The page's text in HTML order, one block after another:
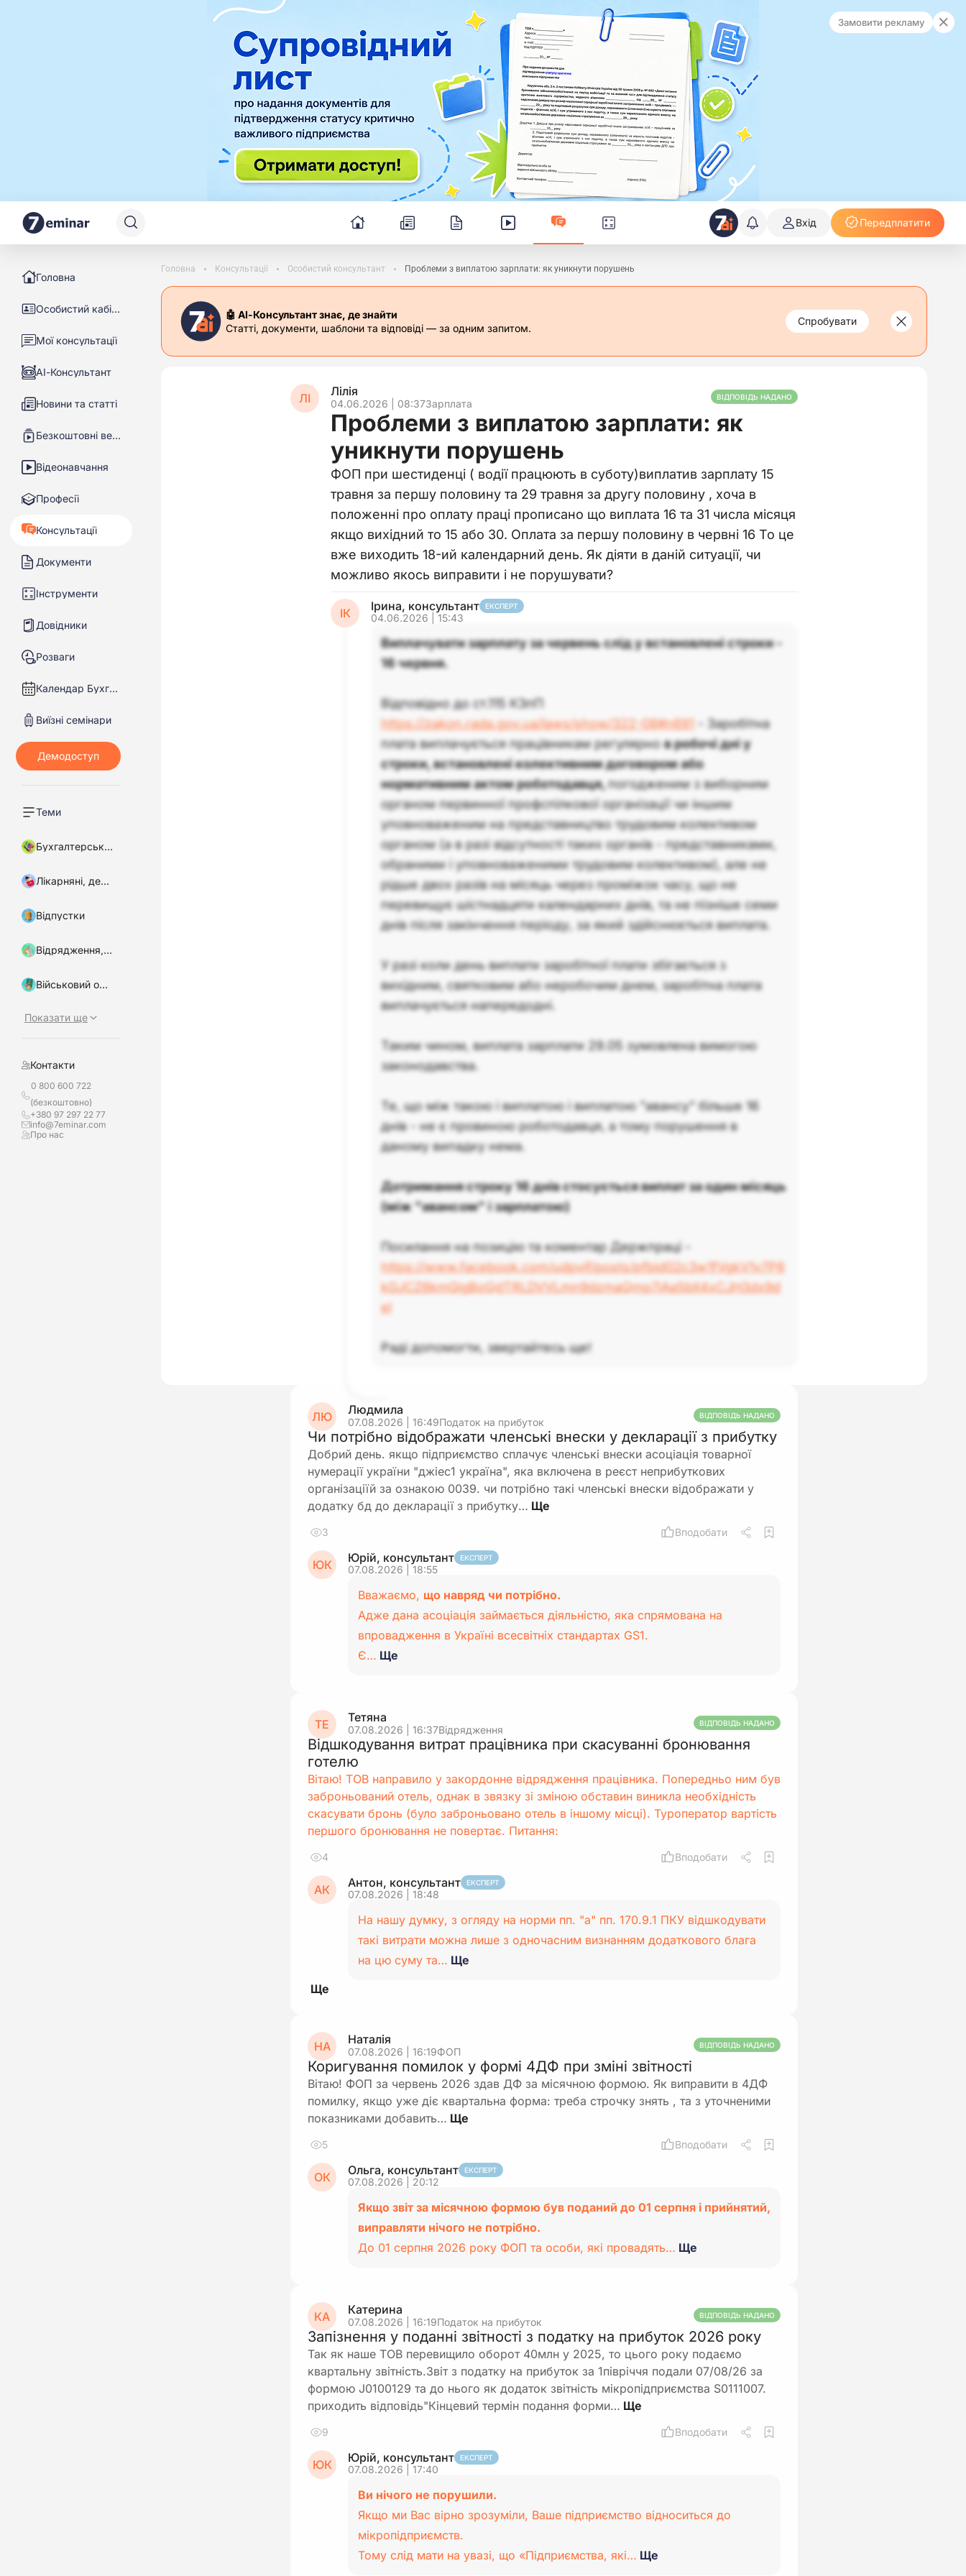
Замовити рекламу
Вхід Передплатити
Головна
Особистий кабінет
Мої консультації
АІ-Консультант
Новини та статті
Безкоштовні вебінари
Відеонавчання
Професії
Консультації
Документи
Інструменти
Довідники
Розваги
Календар Бухгалтера
Виїзні семінари
Теми
Бухгалтерський облік
Лікарняні, декретні
Відпустки
Відрядження, підзвітні кошти
Військовий облік, бронювання
Показати ще
Контакти
0 800 600 722
(безкоштовно)
+380 97 297 22 77
info@7eminar.com
Про нас
Головна Консультації Особистий консультант Проблеми з виплатою зарплати: як уникнути порушень
🤖 АІ-Консультант знає, де знайти
Статті, документи, шаблони та відповіді — за одним запитом.
Спробувати
ЛІ Лілія
04.06.2026 | 08:37Зарплата
ВІДПОВІДЬ НАДАНО
Проблеми з виплатою зарплати: як
уникнути порушень
ФОП при шестиденці ( водії працюють в суботу)виплатив зарплату 15
травня за першу половину та 29 травня за другу половину , хоча в
положенні про оплату праці прописано що виплата 16 та 31 числа місяця
якщо вихідний то 15 або 30. Оплата за першу половину в червні 16 То це
вже виходить 18-ий календарний день. Як діяти в даній ситуації, чи
можливо якось виправити і не порушувати?
ІК Ірина, консультант ЕКСПЕРТ
04.06.2026 | 15:43
Виплачувати зарплату за червень слід у встановлені строки -
16 червня.
Відповідно до ст.115 КЗпП
https://zakon.rada.gov.ua/laws/show/322-08#n691
- Заробітна
плата виплачується працівникам регулярнов робочі дні у
строки, встановлені колективним договором або
нормативним актом роботодавця,погодженим з виборним
органом первинної профспілкової організації чи іншим
уповноваженим на представництво трудовим колективом
органом (а в разі відсутності таких органів - представниками,
обраними і уповноваженими трудовим колективом), але не
рідше двох разів на місяць через проміжок часу, що не
перевищує шістнадцяти календарних днів, та не пізніше семи
днів після закінчення періоду, за який здійснюється виплата.
У разі коли день виплати заробітної плати збігається з
вихідним, святковим або неробочим днем, заробітна плата
виплачується напередодні.
Таким чином, виплата зарплати 29.05 зумовлена вимогою
законодавства.
Те, що між такою і виплатою і виплатою "авансу" більше 16
днів - не є провиною роботодавця, а тому порушення в
даному випадку нема.
Дотримання строку 16 днів стосується виплат за один місяць
(між "авансом" і зарплатою)
Посилання на позицію та коментар Держпраці -
https://www.facebook.com/udpvif/posts/pfbid02c3w1fVgkV1v7P6
kGJCZ6kmGigBoQdTRLDVVLmn9dzmaQmp7iAa5bX4xCJH3dx9d
el
Раді допомогти, звертайтесь ще!
ЛЮ Людмила
07.08.2026 | 16:49Податок на прибуток
ВІДПОВІДЬ НАДАНО
Чи потрібно відображати членські внески у декларації з прибутку
Добрий день. якщо підприємство сплачує членські внески асоціація товарної
нумерації україни "джіес1 україна", яка включена в реєст неприбуткових
організаціїй за ознакою 0039. чи потрібно такі членські внески відображати у
додатку бд до декларації з прибутку…
3 Вподобати
ЮК Юрій, консультант ЕКСПЕРТ
07.08.2026 | 18:55
Вважаємо, що навряд чи потрібно.
Адже дана асоціація займається діяльністю, яка спрямована на
впровадження в Україні всесвітніх стандартах GS1.
Є… Ще
ТЕ Тетяна
07.08.2026 | 16:37Відрядження
ВІДПОВІДЬ НАДАНО
Відшкодування витрат працівника при скасуванні бронювання
готелю
Вітаю! ТОВ направило у закордонне відрядження працівника. Попередньо ним був
заброньований отель, однак в звязку зі зміною обставин виникла необхідність
скасувати бронь (було заброньовано отель в іншому місці). Туроператор вартість
першого бронювання не повертає. Питання:
4 Вподобати
АК Антон, консультант ЕКСПЕРТ
07.08.2026 | 18:48
На нашу думку, з огляду на норми пп. "а" пп. 170.9.1 ПКУ відшкодувати
такі витрати можна лише з одночасним визнанням додаткового блага
на цю суму та… Ще
НА Наталія
07.08.2026 | 16:19ФОП
ВІДПОВІДЬ НАДАНО
Коригування помилок у формі 4ДФ при зміні звітності
Вітаю! ФОП за червень 2026 здав ДФ за місячною формою. Як виправити в 4ДФ
помилку, якщо уже діє квартальна форма: треба строчку знять , та з уточненими
показниками добавить…
5 Вподобати
ОК Ольга, консультант ЕКСПЕРТ
07.08.2026 | 20:12
Якщо звіт за місячною формою був поданий до 01 серпня і прийнятий,
виправляти нічого не потрібно.
До 01 серпня 2026 року ФОП та особи, які провадять… Ще
КА Катерина
07.08.2026 | 16:19Податок на прибуток
ВІДПОВІДЬ НАДАНО
Запізнення у поданні звітності з податку на прибуток 2026 року
Так як наше ТОВ перевищило оборот 40млн у 2025, то цього року подаємо
квартальну звітність.Звіт з податку на прибуток за 1півріччя подали 07/08/26 за
формою J0100129 та до нього як додаток звітність мікропідприємства S0111007.
приходить відповідь"Кінцевий термін подання форми…
9 Вподобати
ЮК Юрій, консультант ЕКСПЕРТ
07.08.2026 | 17:40
Ви нічого не порушили.
Якщо ми Вас вірно зрозуміли, Ваше підприємство відноситься до
мікропідприємств.
Тому слід мати на увазі, що «Підприємства, які… Ще